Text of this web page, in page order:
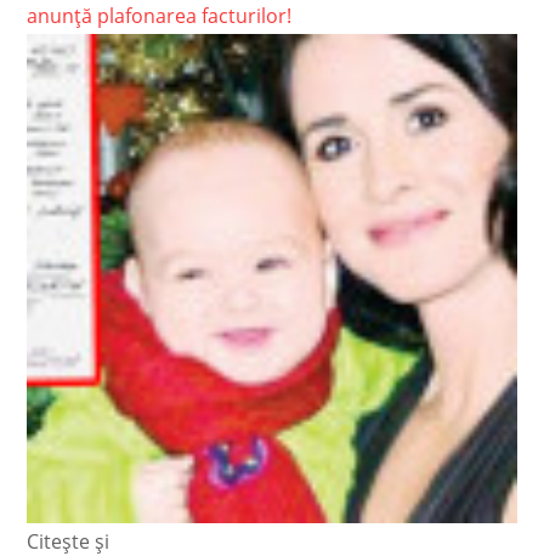
anunță plafonarea facturilor!
Citește și